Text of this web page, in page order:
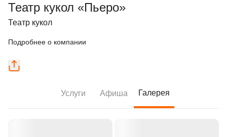
Театр кукол «Пьеро»
Театр кукол
Подробнее о компании
Услуги Афиша Галерея